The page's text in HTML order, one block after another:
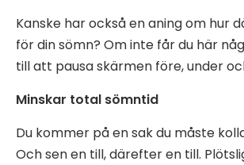
Kanske har också en aning om hur
för din sömn? Om inte får du här
till att pausa skärmen före, under
Minskar total sömntid
Du kommer på en sak du måste
Och sen en till, därefter en till.